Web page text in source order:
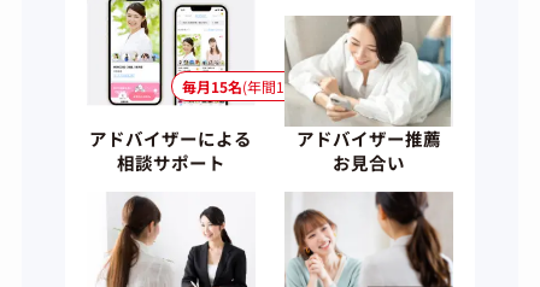
毎月15名(年間180名)
アドバイザーによる
相談サポート
アドバイザー推薦
お見合い